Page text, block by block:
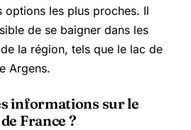
options les plus proches. Il
de se baigner dans les
la région, tels que le lac de
Argens.
informations sur le
France ?